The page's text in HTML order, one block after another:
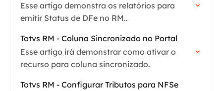
Esse artigo demonstra os relatórios para
emitir Status de DFe no RM..
Totvs RM - Coluna Sincronizado no Portal
Esse artigo irá demonstrar como ativar o
recurso para coluna sincronizado.
Totvs RM - Configurar Tributos para NFSe